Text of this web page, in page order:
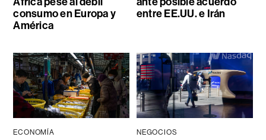
consumo en Europa y
América
entre EE.UU. e Irán
ECONOMÍA NEGOCIOS